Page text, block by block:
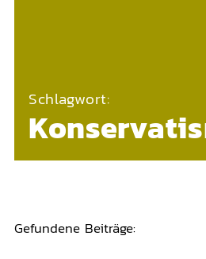
Schlagwort:
Gefundene Beiträge: